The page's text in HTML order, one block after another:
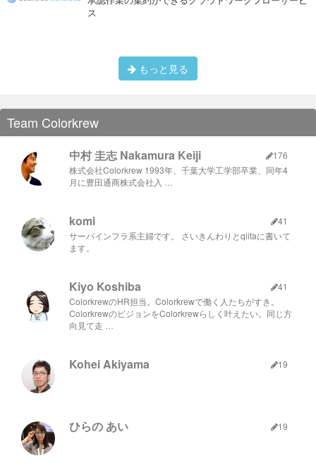
いメンバーが多いということで、事業開始当初から企画・開発
を担当されているCTOの方から、プロダクトの歴史や過去にや
ってきたことを共有いただく時間をDAY1の午前中に入れるこ
この時間はとても大切で、『そうなんだ！』『知らなかっ
た！』という反応で、一人ひとりが自分ゴト化し、チームが一
体となっていくのが見てわかりました。
いただけるよう説明スライドにも工夫を加えました。
い物になるなら、これは覚えなくてもいいかな。 ただ日本のエ
ス
もっと見る
Team Colorkrew
中村 圭志 Nakamura Keiji
176
株式会社Colorkrew 1993年、千葉大学工学部卒業、同年4
月に豊田通商株式会社入 …
komi
41
サーバインフラ系主婦です。 さいきんわりとqiitaに書いて
ます。
Kiyo Koshiba
41
ColorkrewのHR担当。Colorkrewで働く人たちがすき。
ColorkrewのビジョンをColorkrewらしく叶えたい。同じ方
向見て走 …
Kohei Akiyama 19
ひらの あい 19